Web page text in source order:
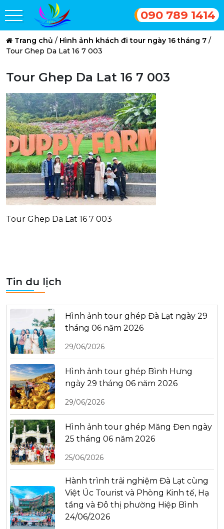
090 789 1414
Trang chủ / Hình ảnh khách đi tour ngày 16 tháng 7 /
Tour Ghep Da Lat 16 7 003
Tour Ghep Da Lat 16 7 003
Tour Ghep Da Lat 16 7 003
Tin du lịch
Hình ảnh tour ghép Đà Lạt ngày 29
tháng 06 năm 2026
29/06/2026
Hình ảnh tour ghép Bình Hưng
ngày 29 tháng 06 năm 2026
29/06/2026
Hình ảnh tour ghép Măng Đen ngày
25 tháng 06 năm 2026
25/06/2026
Hành trình trải nghiệm Đà Lạt cùng
Việt Úc Tourist và Phòng Kinh tế, Hạ
tầng và Đô thị phường Hiệp Bình
24/06/2026